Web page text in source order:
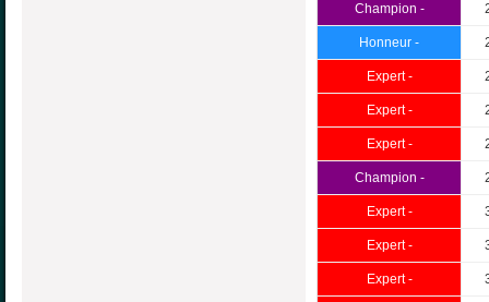
Champion -
Honneur -
Expert -
Expert -
Expert -
Champion -
Expert -
Expert -
Expert -